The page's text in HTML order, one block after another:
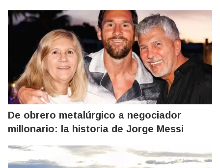
De obrero metalúrgico a negociador
millonario: la historia de Jorge Messi